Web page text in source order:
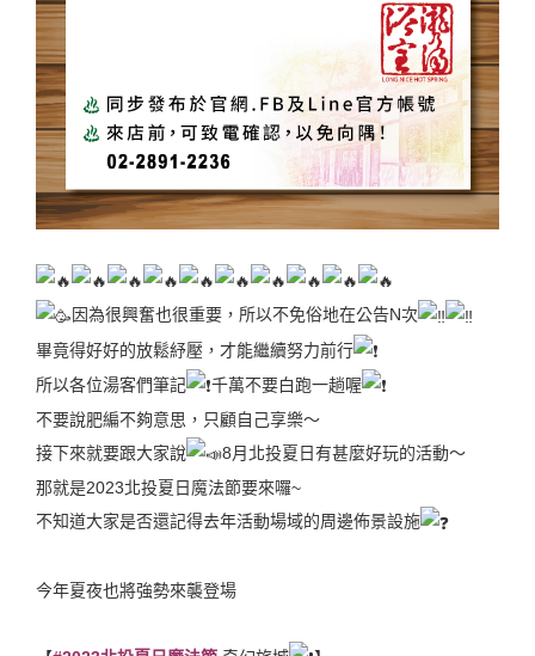
因為很興奮也很重要，所以不免俗地在公告N次
畢竟得好好的放鬆紓壓，才能繼續努力前行
所以各位湯客們筆記
千萬不要白跑一趟喔
不要說肥編不夠意思，只顧自己享樂～
接下來就要跟大家說
8月北投夏日有甚麼好玩的活動～
那就是2023北投夏日魔法節要來囉~
不知道大家是否還記得去年活動場域的周邊佈景設施
今年夏夜也將強勢來襲登場